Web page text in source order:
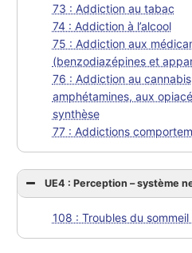
73 : Addiction au tabac
74 : Addiction à l’alcool
75 : Addiction aux
(benzodiazépines et
76 : Addiction au
amphétamines, aux
synthèse
77 : Addictions
UE4 : Perception – système
108 : Troubles du sommeil